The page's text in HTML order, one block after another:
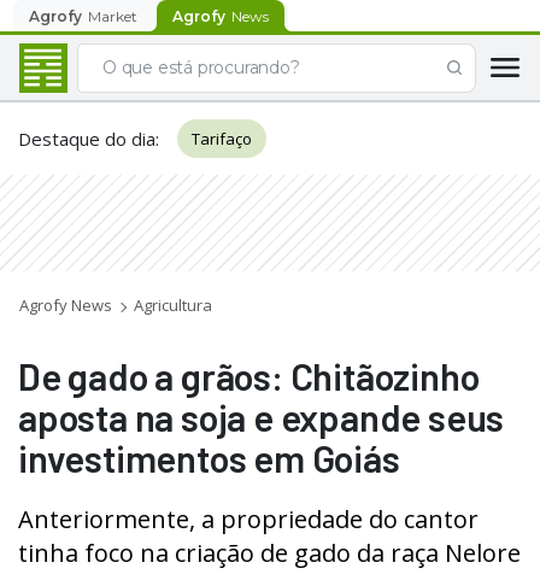
Agrofy Market Agrofy News
Destaque do dia: Tarifaço
Agrofy News Agricultura
De gado a grãos: Chitãozinho
aposta na soja e expande seus
investimentos em Goiás
Anteriormente, a propriedade do cantor
tinha foco na criação de gado da raça Nelore